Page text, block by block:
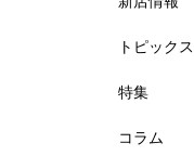
トピックス
特集
コラム